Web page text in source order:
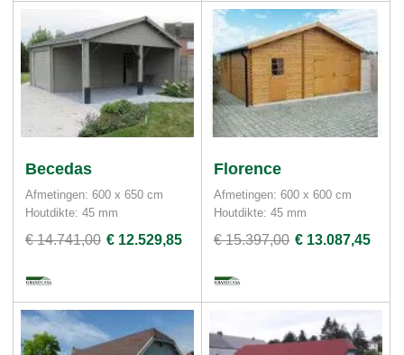
Becedas
Afmetingen: 600 x 650 cm
Houtdikte: 45 mm
€ 14.741,00 € 12.529,85
Florence
Afmetingen: 600 x 600 cm
Houtdikte: 45 mm
€ 15.397,00 € 13.087,45